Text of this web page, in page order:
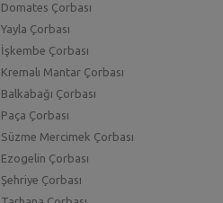
Domates Çorbası
Yayla Çorbası
İşkembe Çorbası
Kremalı Mantar Çorbası
Balkabağı Çorbası
Paça Çorbası
Süzme Mercimek Çorbası
Ezogelin Çorbası
Şehriye Çorbası